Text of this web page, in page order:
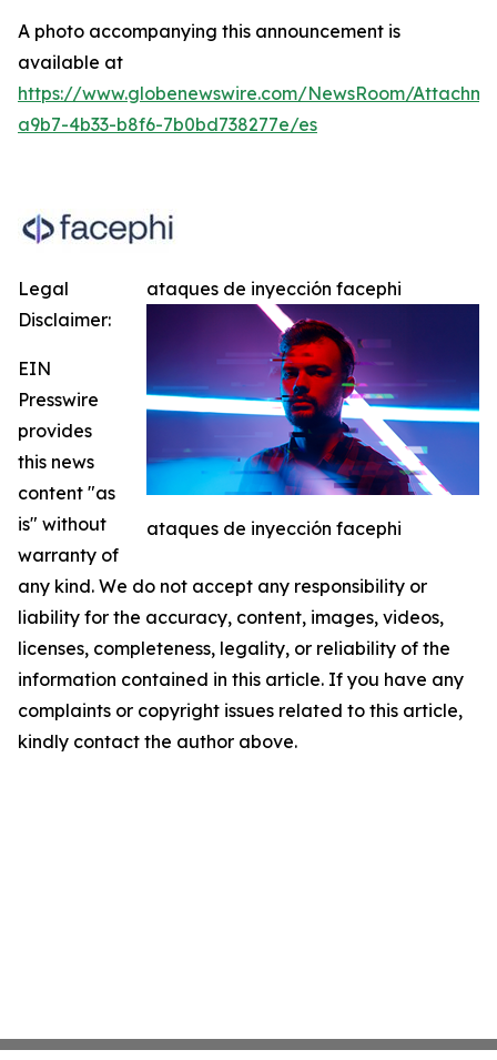
A photo accompanying this announcement is
available at
https://www.globenewswire.com/NewsRoom/
a9b7-4b33-b8f6-7b0bd738277e/es
ataques de inyección facephi
ataques de inyección facephi
Legal
Disclaimer:
EIN
Presswire
provides
this news
content "as
is" without
warranty of
any kind. We do not accept any responsibility or
liability for the accuracy, content, images, videos,
licenses, completeness, legality, or reliability of the
information contained in this article. If you have any
complaints or copyright issues related to this article,
kindly contact the author above.